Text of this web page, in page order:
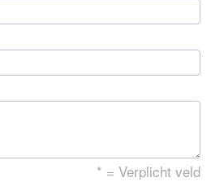
* = Verplicht veld